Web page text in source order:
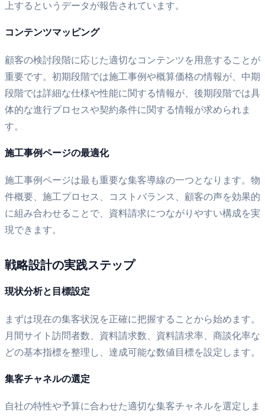
上するというデータが報告されています。
コンテンツマッピング
顧客の検討段階に応じた適切なコンテンツを用意することが
重要です。初期段階では施工事例や概算価格の情報が、中期
段階では詳細な仕様や性能に関する情報が、後期段階では具
体的な進行プロセスや契約条件に関する情報が求められま
す。
施工事例ページの最適化
施工事例ページは最も重要な集客導線の一つとなります。物
件概要、施工プロセス、コストバランス、顧客の声を効果的
に組み合わせることで、資料請求につながりやすい構成を実
現できます。
戦略設計の実践ステップ
現状分析と目標設定
まずは現在の集客状況を正確に把握することから始めます。
月間サイト訪問者数、資料請求数、資料請求率、商談化率な
どの基本指標を整理し、達成可能な数値目標を設定します。
集客チャネルの選定
自社の特性や予算に合わせた適切な集客チャネルを選定しま